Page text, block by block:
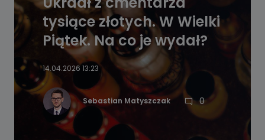
tysiące złotych. W Wielki
Piątek. Na co je wydał?
14.04.2026 13:23
Sebastian Matyszczak 0